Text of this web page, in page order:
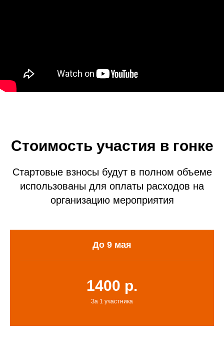
Стоимость участия в гонке
Стартовые взносы будут в полном объеме
использованы для оплаты расходов на
организацию мероприятия
До 9 мая
1400 р.
За 1 участника